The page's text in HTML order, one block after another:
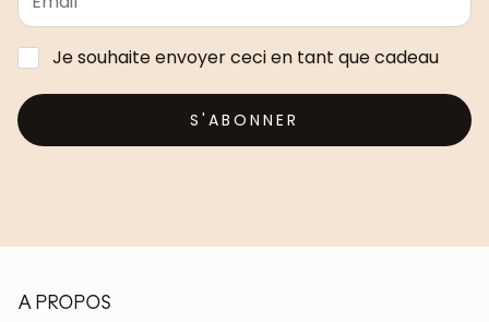
Je souhaite envoyer ceci en tant que cadeau
S'ABONNER
A PROPOS